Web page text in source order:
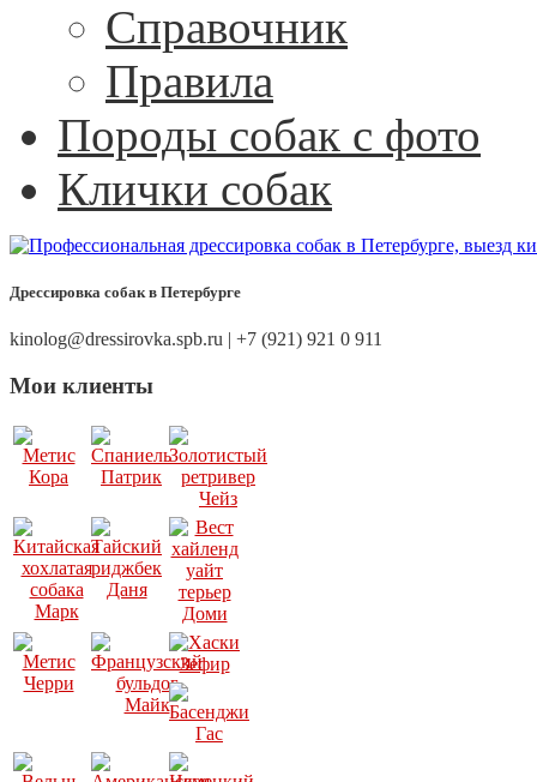
Справочник
Правила
Породы собак с фото
Клички собак
Дрессировка собак в Петербурге
kinolog@dressirovka.spb.ru | +7 (921) 921 0 911
Мои клиенты